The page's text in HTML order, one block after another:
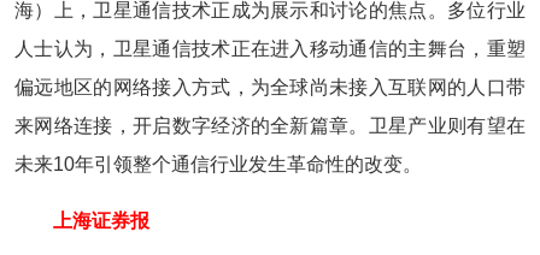
海）上，卫星通信技术正成为展示和讨论的焦点。多位行业
人士认为，卫星通信技术正在进入移动通信的主舞台，重塑
偏远地区的网络接入方式，为全球尚未接入互联网的人口带
来网络连接，开启数字经济的全新篇章。卫星产业则有望在
未来10年引领整个通信行业发生革命性的改变。
上海证券报